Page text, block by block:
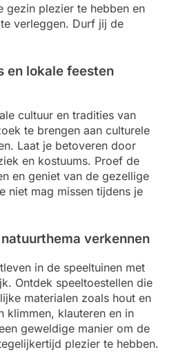
gezin plezier te hebben en
verleggen. Durf jij de
en lokale feesten
cultuur en tradities van
te brengen aan culturele
Laat je betoveren door
en kostuums. Proef de
en geniet van de gezellige
niet mag missen tijdens je
verkennen
in de speeltuinen met
Ontdek speeltoestellen die
materialen zoals hout en
klimmen, klauteren en in
geweldige manier om de
plezier te hebben.